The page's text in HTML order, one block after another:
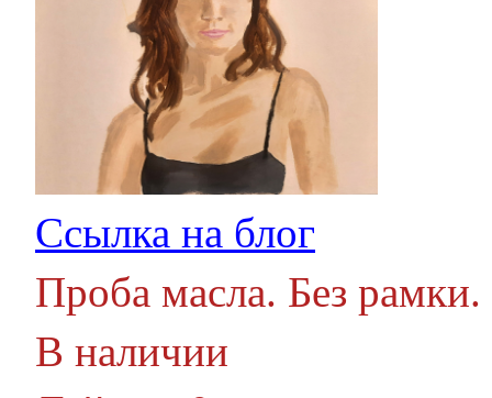
Ссылка на блог
Проба масла. Без рамки.
В наличии